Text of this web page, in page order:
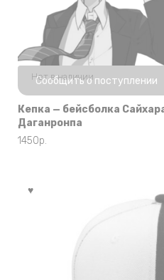
Нет в наличии
Сообщить о поступлении
Кепка — бейсболка
Даганронпа
1450р.